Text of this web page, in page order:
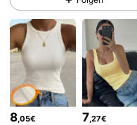
800K
4,79 800K
4,79 800K
8,05€ 7,27€